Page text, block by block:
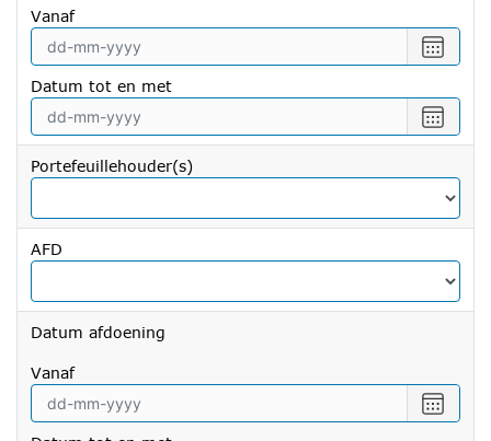
vanaf
een
vanaf
Datum tot en met
een
tot
en
met
Portefeuillehouder(s)
AFD
Datum afdoening
vanaf
een